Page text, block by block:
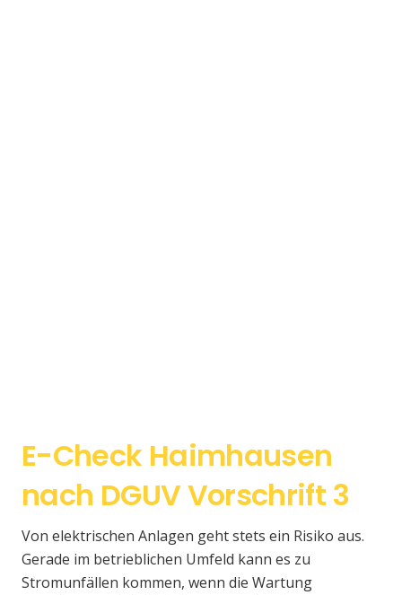
E-Check Haimhausen
nach DGUV Vorschrift 3
Von elektrischen Anlagen geht stets ein Risiko aus.
Gerade im betrieblichen Umfeld kann es zu
Stromunfällen kommen, wenn die Wartung